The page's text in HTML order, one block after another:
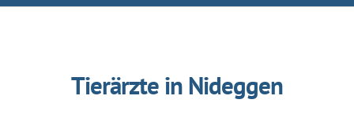
Tierärzte in Nideggen